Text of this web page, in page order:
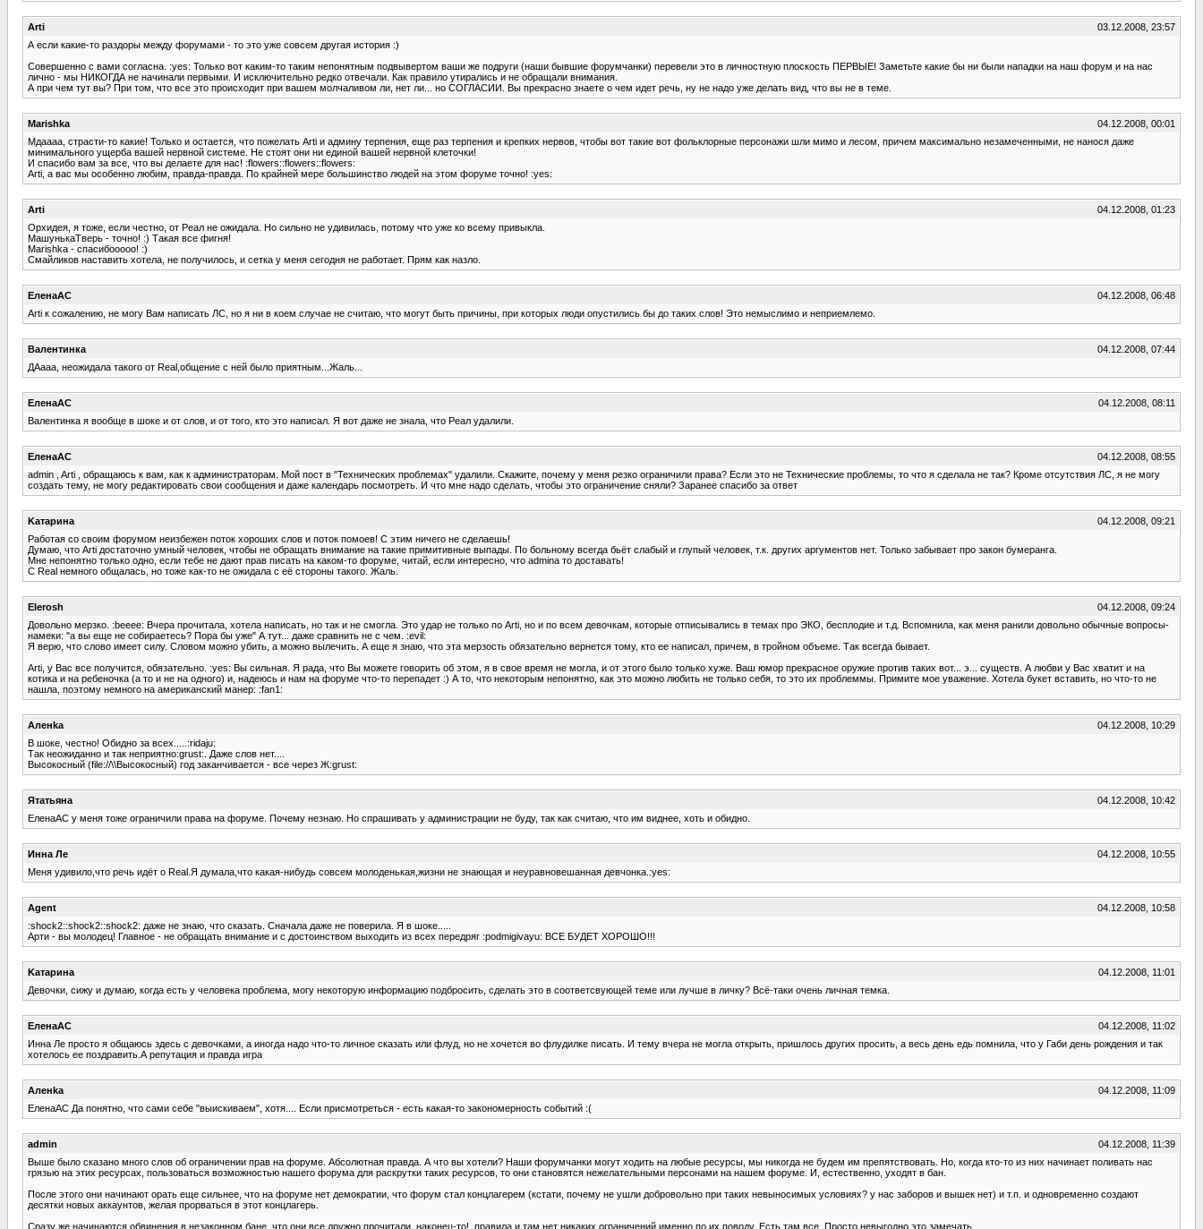
Arti
03.12.2008, 23:57
А если какие-то раздоры между форумами - то это уже совсем другая история :)
Совершенно с вами согласна. :yes: Только вот каким-то таким непонятным подвывертом ваши же подруги (наши бывшие форумчанки) перевели это в личностную плоскость ПЕРВЫЕ! Заметьте какие бы ни были нападки на наш форум и на нас
лично - мы НИКОГДА не начинали первыми. И исключительно редко отвечали. Как правило утирались и не обращали внимания.
А при чем тут вы? При том, что все это происходит при вашем молчаливом ли, нет ли... но СОГЛАСИИ. Вы прекрасно знаете о чем идет речь, ну не надо уже делать вид, что вы не в теме.
Marishka
04.12.2008, 00:01
Мдаааа, страсти-то какие! Только и остается, что пожелать Arti и админу терпения, еще раз терпения и крепких нервов, чтобы вот такие вот фольклорные персонажи шли мимо и лесом, причем максимально незамеченными, не нанося даже
минимального ущерба вашей нервной системе. Не стоят они ни единой вашей нервной клеточки!
И спасибо вам за все, что вы делаете для нас! :flowers::flowers::flowers:
Arti, а вас мы особенно любим, правда-правда. По крайней мере большинство людей на этом форуме точно! :yes:
Arti
04.12.2008, 01:23
Орхидея, я тоже, если честно, от Реал не ожидала. Но сильно не удивилась, потому что уже ко всему привыкла.
МашунькаТверь - точно! :) Такая все фигня!
Marishka - спасибооооо! :)
Смайликов наставить хотела, не получилось, и сетка у меня сегодня не работает. Прям как назло.
ЕленаАС
04.12.2008, 06:48
Arti к сожалению, не могу Вам написать ЛС, но я ни в коем случае не считаю, что могут быть причины, при которых люди опустились бы до таких слов! Это немыслимо и неприемлемо.
Валентинка
04.12.2008, 07:44
ДАааа, неожидала такого от Real,общение с ней было приятным...Жаль...
ЕленаАС
04.12.2008, 08:11
Валентинка я вообще в шоке и от слов, и от того, кто это написал. Я вот даже не знала, что Реал удалили.
ЕленаАС
04.12.2008, 08:55
admin , Arti , обращаюсь к вам, как к администраторам. Мой пост в "Технических проблемах" удалили. Скажите, почему у меня резко ограничили права? Если это не Технические проблемы, то что я сделала не так? Кроме отсутствия ЛС, я не могу
создать тему, не могу редактировать свои сообщения и даже календарь посмотреть. И что мне надо сделать, чтобы это ограничение сняли? Заранее спасибо за ответ
Kатарина
04.12.2008, 09:21
Работая со своим форумом неизбежен поток хороших слов и поток помоев! С этим ничего не сделаешь!
Думаю, что Arti достаточно умный человек, чтобы не обращать внимание на такие примитивные выпады. По больному всегда бьёт слабый и глупый человек, т.к. других аргументов нет. Только забывает про закон бумеранга.
Мне непонятно только одно, если тебе не дают прав писать на каком-то форуме, читай, если интересно, что admina то доставать!
C Real немного общалась, но тоже как-то не ожидала с её стороны такого. Жаль.
Elerosh
04.12.2008, 09:24
Довольно мерзко. :beeee: Вчера прочитала, хотела написать, но так и не смогла. Это удар не только по Arti, но и по всем девочкам, которые отписывались в темах про ЭКО, бесплодие и т.д. Вспомнила, как меня ранили довольно обычные вопросы-
намеки: "а вы еще не собираетесь? Пора бы уже" А тут... даже сравнить не с чем. :evil:
Я верю, что слово имеет силу. Словом можно убить, а можно вылечить. А еще я знаю, что эта мерзость обязательно вернется тому, кто ее написал, причем, в тройном объеме. Так всегда бывает.
Arti, у Вас все получится, обязательно. :yes: Вы сильная. Я рада, что Вы можете говорить об этом, я в свое время не могла, и от этого было только хуже. Ваш юмор прекрасное оружие против таких вот... э... существ. А любви у Вас хватит и на
котика и на ребеночка (а то и не на одного) и, надеюсь и нам на форуме что-то перепадет :) А то, что некоторым непонятно, как это можно любить не только себя, то это их проблеммы. Примите мое уважение. Хотела букет вставить, но что-то не
нашла, поэтому немного на американский манер: :fan1:
Аленka
04.12.2008, 10:29
В шоке, честно! Обидно за всех.....:ridaju:
Так неожиданно и так неприятно:grust:. Даже слов нет....
Высокосный (file://\\Высокосный) год заканчивается - все через Ж:grust:
Ятатьяна
04.12.2008, 10:42
ЕленаАС у меня тоже ограничили права на форуме. Почему незнаю. Но спрашивать у администрации не буду, так как считаю, что им виднее, хоть и обидно.
Инна Ле
04.12.2008, 10:55
Меня удивило,что речь идёт о Real.Я думала,что какая-нибудь совсем молоденькая,жизни не знающая и неуравновешанная девчонка.:yes:
Agent
04.12.2008, 10:58
:shock2::shock2::shock2: даже не знаю, что сказать. Сначала даже не поверила. Я в шоке.....
Арти - вы молодец! Главное - не обращать внимание и с достоинством выходить из всех передряг :podmigivayu: ВСЕ БУДЕТ ХОРОШО!!!
Kатарина
04.12.2008, 11:01
Девочки, сижу и думаю, когда есть у человека проблема, могу некоторую информацию подбросить, сделать это в соответсвующей теме или лучше в личку? Всё-таки очень личная темка.
ЕленаАС
04.12.2008, 11:02
Инна Ле просто я общаюсь здесь с девочками, а иногда надо что-то личное сказать или флуд, но не хочется во флудилке писать. И тему вчера не могла открыть, пришлось других просить, а весь день едь помнила, что у Габи день рождения и так
хотелось ее поздравить.А репутация и правда игра
Аленka
04.12.2008, 11:09
ЕленаАС Да понятно, что сами себе "выискиваем", хотя.... Если присмотреться - есть какая-то закономерность событий :(
admin
04.12.2008, 11:39
Выше было сказано много слов об ограничении прав на форуме. Абсолютная правда. А что вы хотели? Наши форумчанки могут ходить на любые ресурсы, мы никогда не будем им препятствовать. Но, когда кто-то из них начинает поливать нас
грязью на этих ресурсах, пользоваться возможностью нашего форума для раскрутки таких ресурсов, то они становятся нежелательными персонами на нашем форуме. И, естественно, уходят в бан.
После этого они начинают орать еще сильнее, что на форуме нет демократии, что форум стал концлагерем (кстати, почему не ушли добровольно при таких невыносимых условиях? у нас заборов и вышек нет) и т.п. и одновременно создают
десятки новых аккаунтов, желая прорваться в этот концлагерь.
Сразу же начинаются обвинения в незаконном бане, что они все дружно прочитали, наконец-то!, правила и там нет никаких ограничений именно по их поводу. Есть там все. Просто невыгодно это замечать.